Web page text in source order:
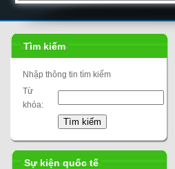
Tìm kiếm
Nhập thông tin tìm kiếm
Từ
khóa:
Sự kiện quốc tế